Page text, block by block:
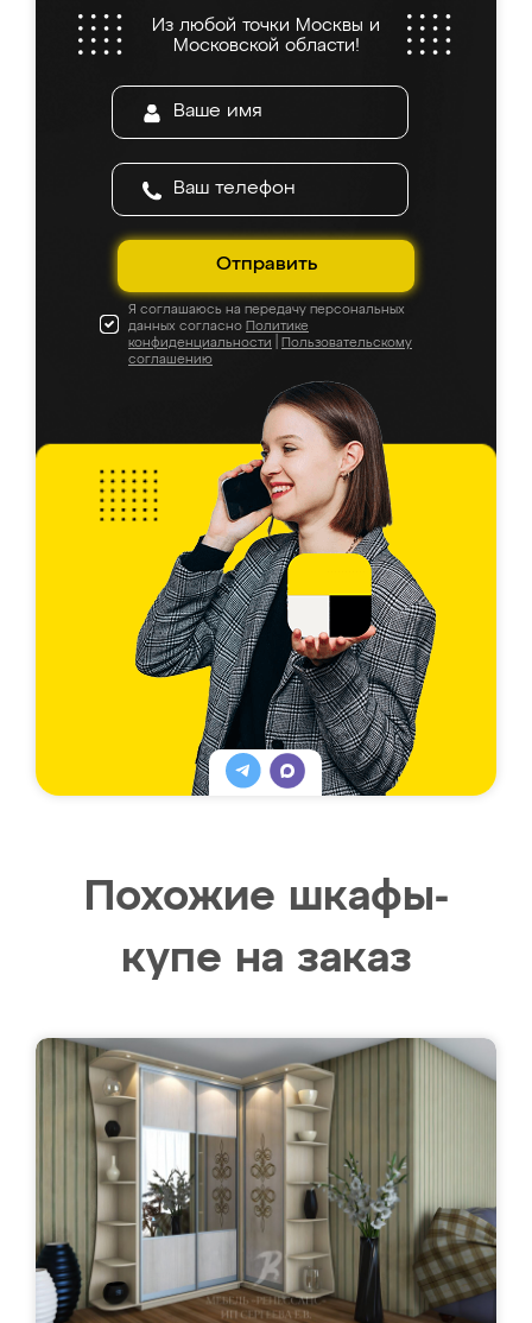
Из любой точки Москвы и
Московской области!
Отправить
Я соглашаюсь на передачу персональных
данных согласно Политике
конфиденциальности
Пользовательскому
соглашению
Похожие шкафы-
купе на заказ